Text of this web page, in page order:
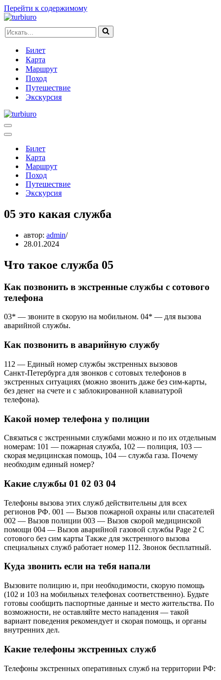
Перейти к содержимому
Искать...
Билет
Карта
Маршрут
Поход
Путешествие
Экскурсия
Меню
навигации
Меню
навигацииБилет
Карта
Маршрут
Поход
Путешествие
Экскурсия
05 это какая служба
автор: admin
28.01.2024
Что такое служба 05
Как позвонить в экстренные службы с сотового
телефона
03* — звоните в скорую на мобильном. 04* — для вызова
аварийной службы.
Как позвонить в аварийную службу
112 — Единый номер службы экстренных вызовов
Санкт‑Петербурга для звонков с сотовых телефонов в
экстренных ситуациях (можно звонить даже без сим-карты,
без денег на счете и с заблокированной клавиатурой
телефона).
Какой номер телефона у полиции
Связаться с экстренными службами можно и по их отдельным
номерам: 101 — пожарная служба, 102 — полиция, 103 —
скорая медицинская помощь, 104 — служба газа. Почему
необходим единый номер?
Какие службы 01 02 03 04
Телефоны вызова этих служб действительны для всех
регионов РФ. 001 — Вызов пожарной охраны или спасателей
002 — Вызов полиции 003 — Вызов скорой медицинской
помощи 004 — Вызов аварийной газовой службы Page 2 С
сотового без сим карты Также для экстренного вызова
специальных служб работает номер 112. Звонок бесплатный.
Куда звонить если на тебя напали
Вызовите полицию и, при необходимости, скорую помощь
(102 и 103 на мобильных телефонах соответственно). Будьте
готовы сообщить паспортные данные и место жительства. По
возможности, не оставляйте место нападения — такой
вариант поведения рекомендует и скорая помощь, и органы
внутренних дел.
Какие телефоны экстренных служб
Телефоны экстренных оперативных служб на территории РФ: